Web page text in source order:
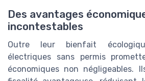
Des avantages
incontestables
Outre leur bienfait
électriques sans permis
économiques non négligeables.